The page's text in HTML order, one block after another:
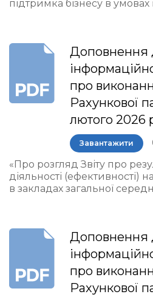
підтримка бізнесу в умовах
Доповнення
про
Рахункової
лютого 2026
Завантажити
«Про розгляд Звіту про
діяльності (ефективності)
в закладах загальної
Доповнення
про
Рахункової